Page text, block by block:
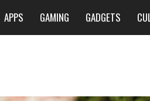
Headsem.com
APPS GAMING GADGETS